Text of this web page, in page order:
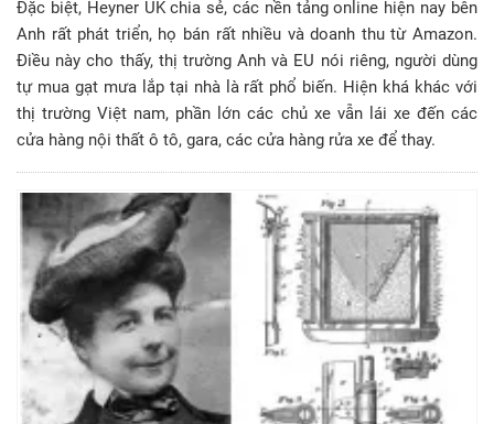
Đặc biệt, Heyner UK chia sẻ, các nền tảng online hiện nay bên
Anh rất phát triển, họ bán rất nhiều và doanh thu từ Amazon.
Điều này cho thấy, thị trường Anh và EU nói riêng, người dùng
tự mua gạt mưa lắp tại nhà là rất phổ biến. Hiện khá khác với
thị trường Việt nam, phần lớn các chủ xe vẫn lái xe đến các
cửa hàng nội thất ô tô, gara, các cửa hàng rửa xe để thay.